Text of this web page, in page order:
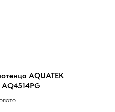
AQUATEK